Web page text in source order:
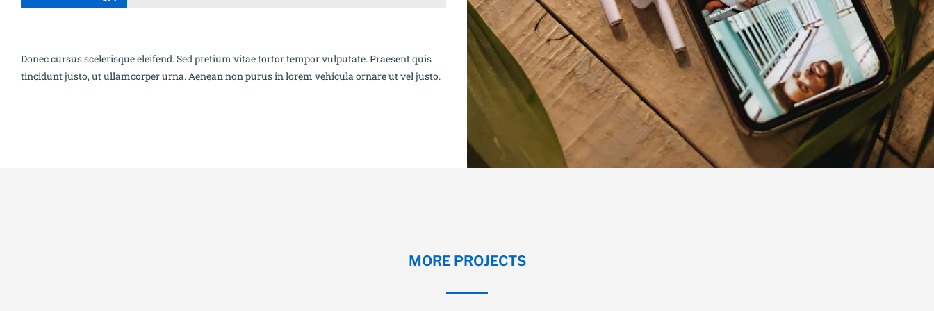
Donec cursus scelerisque eleifend. Sed pretium vitae tortor tempor vulputate. Praesent quis
tincidunt justo, ut ullamcorper urna. Aenean non purus in lorem vehicula ornare ut vel justo.
MORE PROJECTS